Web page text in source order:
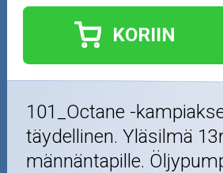
KORIIN
101_Octane -
täydellinen. Yläsilmä
männäntapille.